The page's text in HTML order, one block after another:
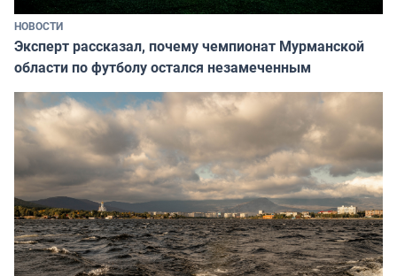
НОВОСТИ
Эксперт рассказал, почему чемпионат Мурманской
области по футболу остался незамеченным